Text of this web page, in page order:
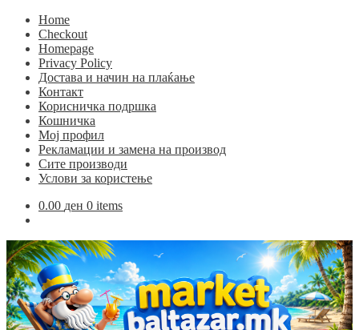
Home
Checkout
Homepage
Privacy Policy
Достава и начин на плаќање
Контакт
Корисничка подршка
Кошничка
Мој профил
Рекламации и замена на производ
Сите производи
Услови за користење
0.00 ден 0 items